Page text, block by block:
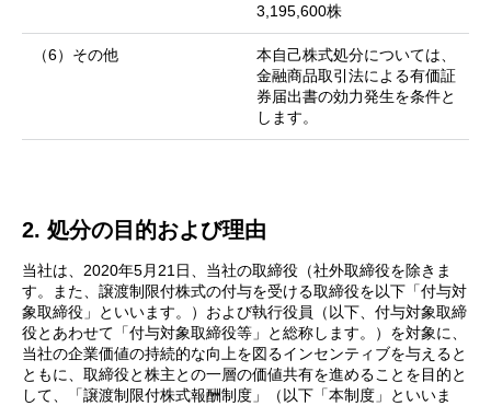
3,195,600株
（6）その他
本自己株式処分については、
金融商品取引法による有価証
券届出書の効力発生を条件と
します。
2. 処分の目的および理由
当社は、2020年5月21日、当社の取締役（社外取締役を除きま
す。また、譲渡制限付株式の付与を受ける取締役を以下「付与対
象取締役」といいます。）および執行役員（以下、付与対象取締
役とあわせて「付与対象取締役等」と総称します。）を対象に、
当社の企業価値の持続的な向上を図るインセンティブを与えると
ともに、取締役と株主との一層の価値共有を進めることを目的と
して、「譲渡制限付株式報酬制度」（以下「本制度」といいま